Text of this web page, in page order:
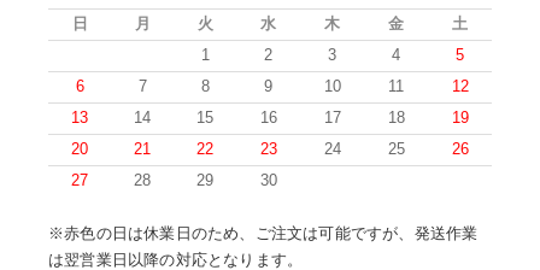
日 月 火 水 木 金
土
1
2 3 4
5
6
7 8 9 10 11
12
13
14 15 16 17 18
19
20
21 22 23 24 25
26
27
28 29 30
※赤色の日は休業日のため、ご注文は可能ですが、発送作業
は翌営業日以降の対応となります。